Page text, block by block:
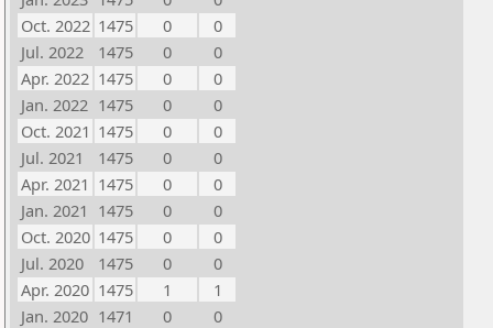
Oct. 2022 1475 0
0
Jul. 2022
1475 0
0
Apr. 2022 1475 0
0
Jan. 2022 1475 0
0
Oct. 2021 1475 0
0
Jul. 2021
1475 0
0
Apr. 2021 1475 0
0
Jan. 2021 1475 0
0
Oct. 2020 1475 0
0
Jul. 2020
1475 0
0
Apr. 2020 1475 1
1
Jan. 2020 1471 0
0